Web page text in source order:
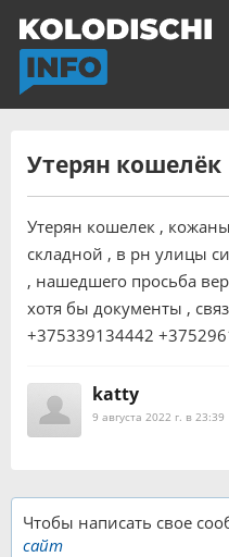
Утерян кошелёк
Утерян кошелек ,
складной , в рн улицы
, нашедшего просьба
хотя бы документы ,
+375339134442
katty
9 августа 2022 г. в 23:39
Чтобы написать свое
сайт